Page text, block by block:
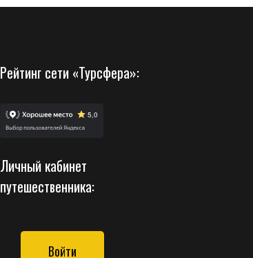
Рейтинг сети «Турсфера»:
Личный кабинет
путешественника:
Войти